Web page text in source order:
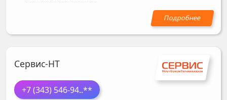
Сервис-НТ
+7 (343) 546-94..**